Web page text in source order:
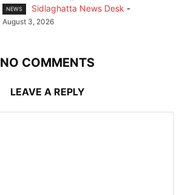
NEWS Sidlaghatta News Desk -
August 3, 2026
NO COMMENTS
LEAVE A REPLY